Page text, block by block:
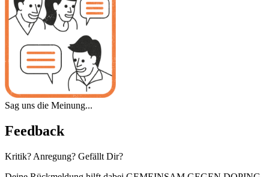
Sag uns die Meinung...
Feedback
Kritik? Anregung? Gefällt Dir?